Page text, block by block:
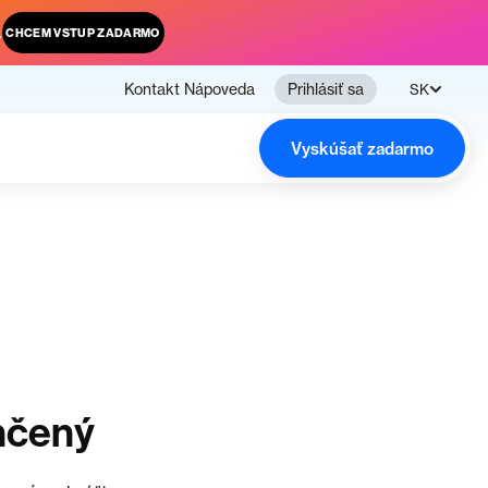
CHCEM VSTUP ZADARMO
Kontakt Nápoveda Prihlásiť sa SK
Vyskúšať zadarmo